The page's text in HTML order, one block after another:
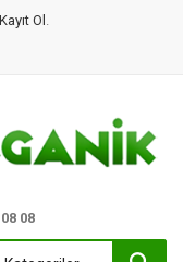
Kayıt Ol .
08